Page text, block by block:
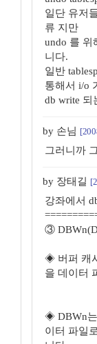
일단 유저
류 지만
undo 를 위
니다.
일반
통해서 i/o
db write 되
by 손님
그러니까
by 장태길
강좌에서
③
◈ 버퍼 캐
을 데이터
◈ DBWn는
이터 파일